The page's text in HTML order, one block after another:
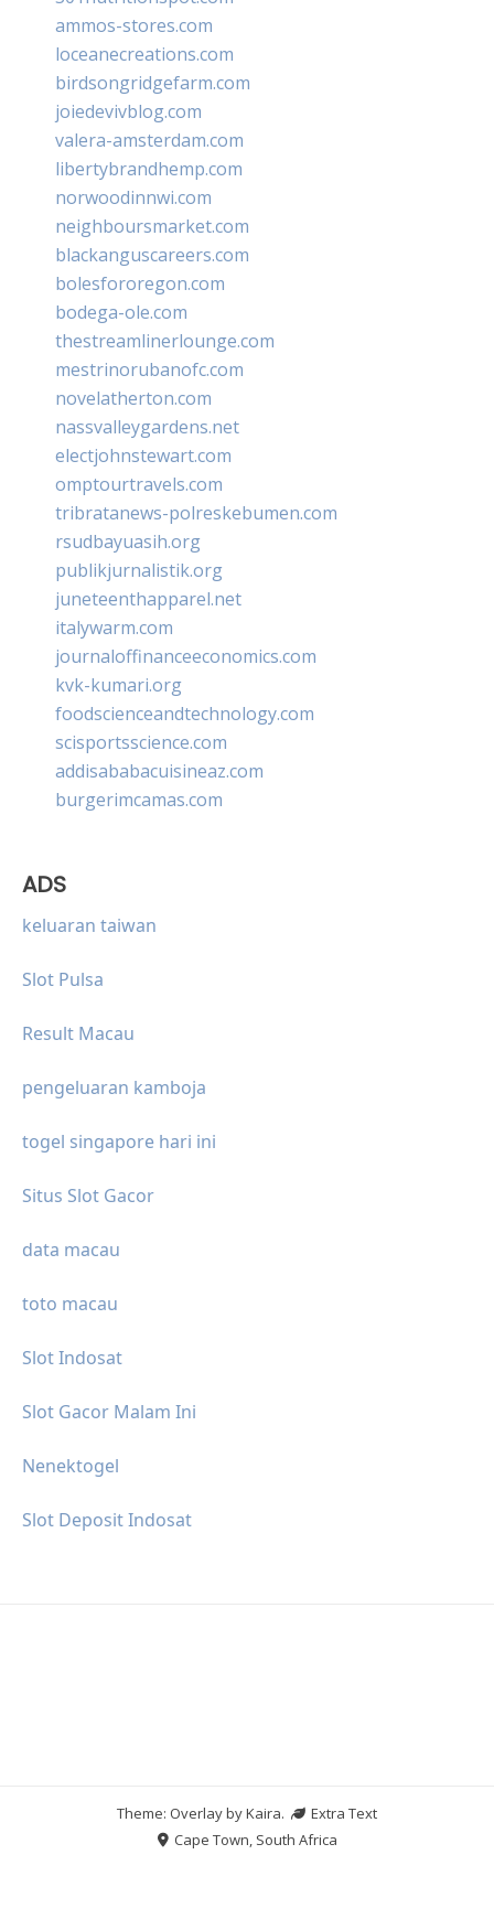
ammos-stores.com
loceanecreations.com
birdsongridgefarm.com
joiedevivblog.com
valera-amsterdam.com
libertybrandhemp.com
norwoodinnwi.com
neighboursmarket.com
blackanguscareers.com
bolesfororegon.com
bodega-ole.com
thestreamlinerlounge.com
mestrinorubanofc.com
novelatherton.com
nassvalleygardens.net
electjohnstewart.com
omptourtravels.com
tribratanews-polreskebumen.com
rsudbayuasih.org
publikjurnalistik.org
juneteenthapparel.net
italywarm.com
journaloffinanceeconomics.com
kvk-kumari.org
foodscienceandtechnology.com
scisportsscience.com
addisababacuisineaz.com
burgerimcamas.com
ADS
keluaran taiwan
Slot Pulsa
Result Macau
pengeluaran kamboja
togel singapore hari ini
Situs Slot Gacor
data macau
toto macau
Slot Indosat
Slot Gacor Malam Ini
Nenektogel
Slot Deposit Indosat
Theme: Overlay byKaira.
Extra Text
Cape Town, South Africa